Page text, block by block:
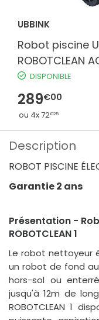
UBBINK
Robot piscine
ROBOTCLEAN
DISPONIBLE
289€00
ou 4x 72€25
Description
ROBOT PISCINE
Garantie 2 ans
Présentation -
ROBOTCLEAN 1
Le robot nettoyeur
un robot de fond
hors-sol ou
jusqu'à 12m de
ROBOTCLEAN 1